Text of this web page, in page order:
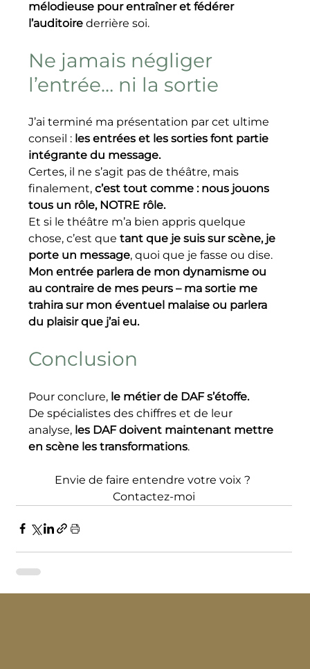
mélodieuse pour entraîner et fédérer
l’auditoire derrière soi.
Ne jamais négliger
l’entrée… ni la sortie
J’ai terminé ma présentation par cet ultime
conseil : les entrées et les sorties font partie
intégrante du message.
Certes, il ne s’agit pas de théâtre, mais
finalement, c’est tout comme : nous jouons
tous un rôle, NOTRE rôle.
Et si le théâtre m’a bien appris quelque
chose, c’est que tant que je suis sur scène, je
porte un message, quoi que je fasse ou dise.
Mon entrée parlera de mon dynamisme ou
au contraire de mes peurs – ma sortie me
trahira sur mon éventuel malaise ou parlera
du plaisir que j’ai eu.
Conclusion
Pour conclure, le métier de DAF s’étoffe.
De spécialistes des chiffres et de leur
analyse, les DAF doivent maintenant mettre
en scène les transformations.
Envie de faire entendre votre voix ?
Contactez-moi